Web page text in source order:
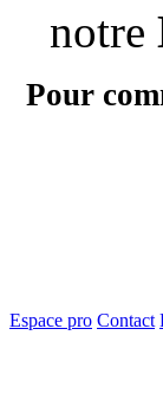
notre
Pour
Espace pro Contact